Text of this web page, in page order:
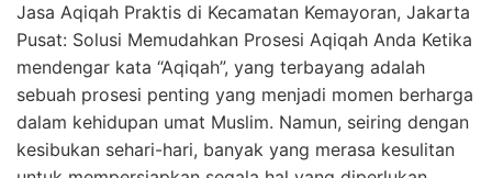
Jasa Aqiqah Praktis di Kecamatan Kemayoran, Jakarta
Pusat: Solusi Memudahkan Prosesi Aqiqah Anda Ketika
mendengar kata “Aqiqah”, yang terbayang adalah
sebuah prosesi penting yang menjadi momen berharga
dalam kehidupan umat Muslim. Namun, seiring dengan
kesibukan sehari-hari, banyak yang merasa kesulitan